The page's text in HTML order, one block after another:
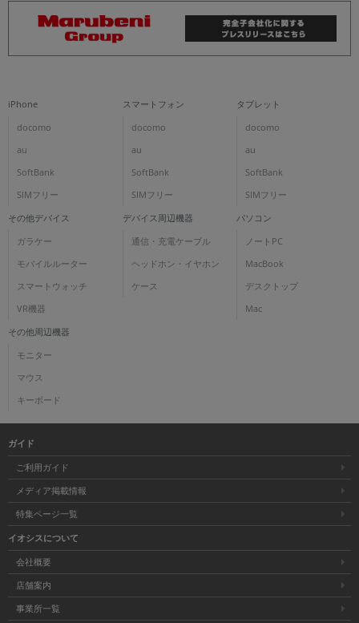
iPhone
docomo
au
SoftBank
SIMフリー
スマートフォン
docomo
au
SoftBank
SIMフリー
タブレット
docomo
au
SoftBank
SIMフリー
その他デバイス
ガラケー
モバイルルーター
スマートウォッチ
VR機器
デバイス周辺機器
通信・充電ケーブル
ヘッドホン・イヤホン
ケース
パソコン
ノートPC
MacBook
デスクトップ
Mac
その他周辺機器
モニター
マウス
キーボード
ガイド
ご利用ガイド
メディア掲載情報
特集ページ一覧
イオシスについて
会社概要
店舗案内
事業所一覧